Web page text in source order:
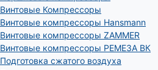
Винтовые Компрессоры
Винтовые компрессоры Hansmann
Винтовые компрессоры ZAMMER
Винтовые компрессоры РЕМЕЗА ВК
Подготовка сжатого воздуха